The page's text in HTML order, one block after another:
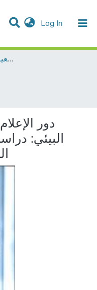
Log In (current)
Dissertations & Theses الرسائل الجامعية
دور
البيئي: